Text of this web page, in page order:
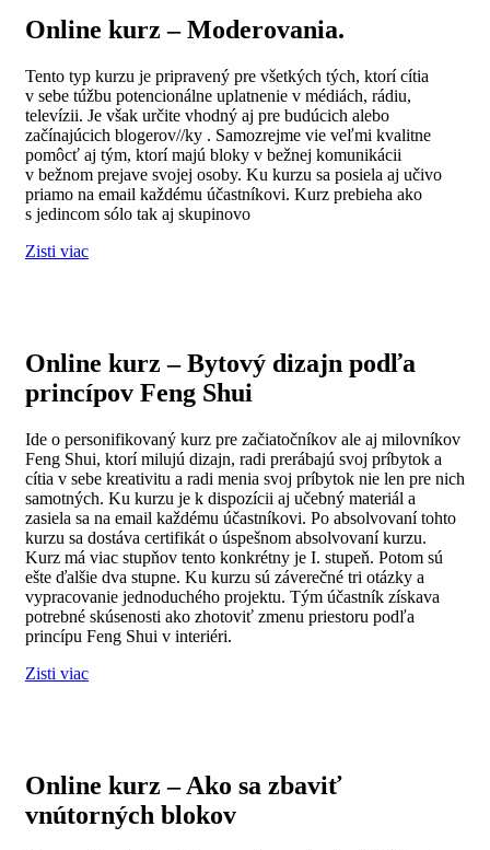
Online kurz – Moderovania.
Tento typ kurzu je pripravený pre všetkých tých, ktorí cítia
v sebe túžbu potencionálne uplatnenie v médiách, rádiu,
televízii. Je však určite vhodný aj pre budúcich alebo
začínajúcich blogerov//ky . Samozrejme vie veľmi kvalitne
pomôcť aj tým, ktorí majú bloky v bežnej komunikácii
v bežnom prejave svojej osoby. Ku kurzu sa posiela aj učivo
priamo na email každému účastníkovi. Kurz prebieha ako
s jedincom sólo tak aj skupinovo
Zisti viac
Online kurz – Bytový dizajn podľa
princípov Feng Shui
Ide o personifikovaný kurz pre začiatočníkov ale aj milovníkov
Feng Shui, ktorí milujú dizajn, radi prerábajú svoj príbytok a
cítia v sebe kreativitu a radi menia svoj príbytok nie len pre nich
samotných. Ku kurzu je k dispozícii aj učebný materiál a
zasiela sa na email každému účastníkovi. Po absolvovaní tohto
kurzu sa dostáva certifikát o úspešnom absolvovaní kurzu.
Kurz má viac stupňov tento konkrétny je I. stupeň. Potom sú
ešte ďalšie dva stupne. Ku kurzu sú záverečné tri otázky a
vypracovanie jednoduchého projektu. Tým účastník získava
potrebné skúsenosti ako zhotoviť zmenu priestoru podľa
princípu Feng Shui v interiéri.
Zisti viac
Online kurz – Ako sa zbaviť
vnútorných blokov